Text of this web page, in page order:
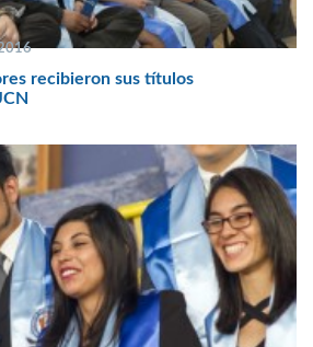
recibieron sus títulos